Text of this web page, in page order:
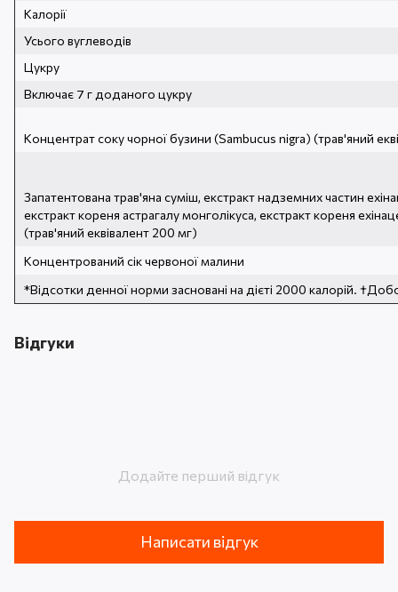
Калорії
Усього вуглеводів
Цукру
Включає 7 г доданого цукру
Концентрат соку чорної бузини (Sambucus nigra) (трав'яний
Запатентована трав'яна суміш, екстракт надземних частин
екстракт кореня астрагалу монголікуса, екстракт кореня
(трав'яний еквівалент 200 мг)
Концентрований сік червоної малини
*Відсотки денної норми засновані на дієті 2000 калорій.
Відгуки
Додайте перший відгук
Написати відгук